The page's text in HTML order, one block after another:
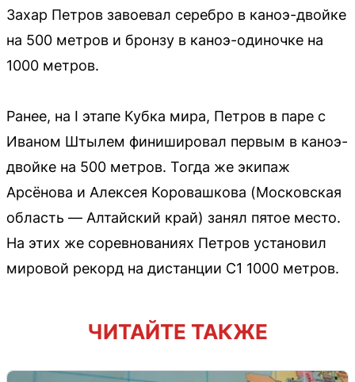
Захар Петров завоевал серебро в каноэ-двойке
на 500 метров и бронзу в каноэ-одиночке на
1000 метров.
Ранее, на I этапе Кубка мира, Петров в паре с
Иваном Штылем финишировал первым в каноэ-
двойке на 500 метров. Тогда же экипаж
Арсёнова и Алексея Коровашкова (Московская
область — Алтайский край) занял пятое место.
На этих же соревнованиях Петров установил
мировой рекорд на дистанции C1 1000 метров.
ЧИТАЙТЕ ТАКЖЕ